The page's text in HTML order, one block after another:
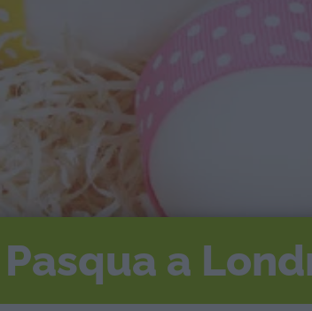
a